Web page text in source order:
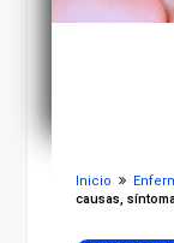
Inicio
causas,